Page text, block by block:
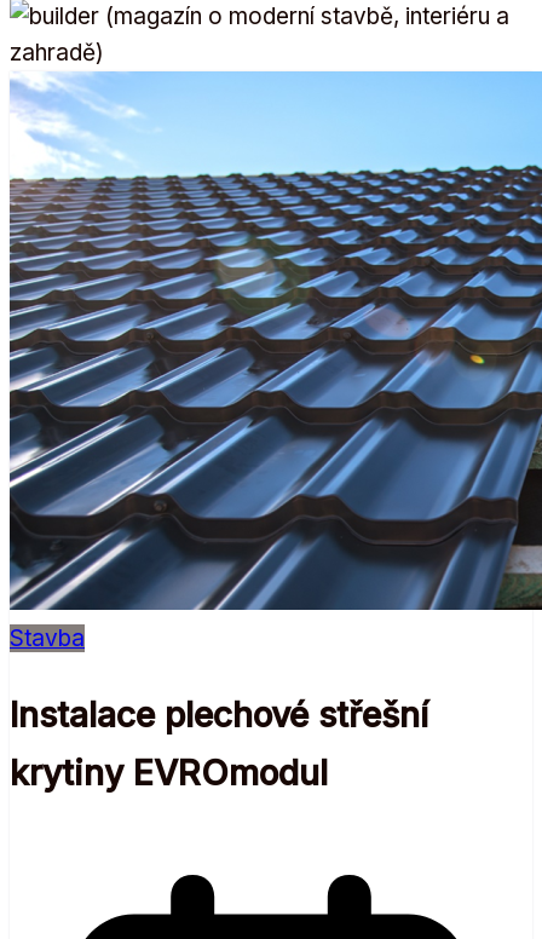
Stavba
Instalace plechové střešní
krytiny EVROmodul